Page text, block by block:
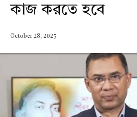
কাজ করতে হবে
October 28, 2025